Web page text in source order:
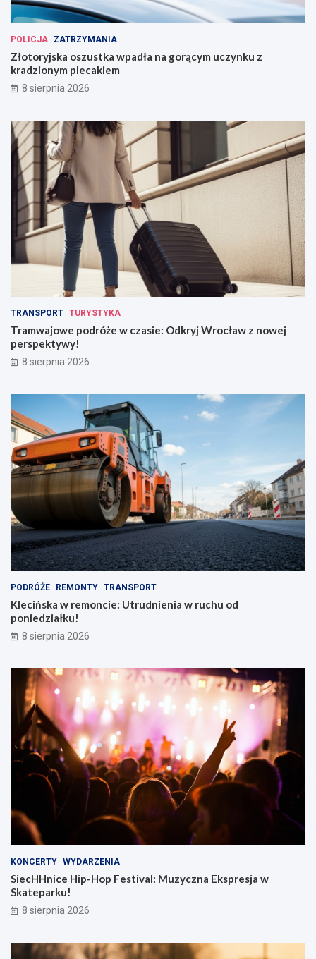
POLICJA ZATRZYMANIA
Złotoryjska oszustka wpadła na gorącym uczynku z
kradzionym plecakiem
8 sierpnia 2026
TRANSPORT TURYSTYKA
Tramwajowe podróże w czasie: Odkryj Wrocław z nowej
perspektywy!
8 sierpnia 2026
PODRÓŻE REMONTY TRANSPORT
Klecińska w remoncie: Utrudnienia w ruchu od
poniedziałku!
8 sierpnia 2026
KONCERTY WYDARZENIA
SiecHHnice Hip-Hop Festival: Muzyczna Ekspresja w
Skateparku!
8 sierpnia 2026